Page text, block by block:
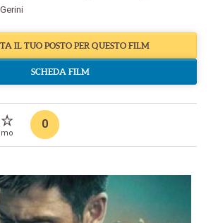
IL TUO POSTO PER QUESTO FILM
SCHEDA FILM
0